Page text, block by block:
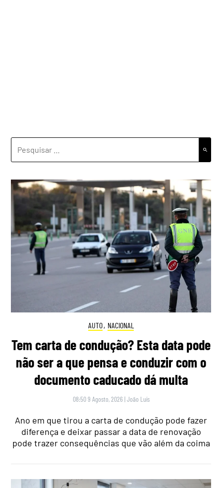
POR:
AUTO, NACIONAL
Tem carta de condução? Esta data pode
não ser a que pensa e conduzir com o
documento caducado dá multa
08:50 9 Agosto, 2026 |João Luís
Ano em que tirou a carta de condução pode fazer
diferença e deixar passar a data de renovação
pode trazer consequências que vão além da coima